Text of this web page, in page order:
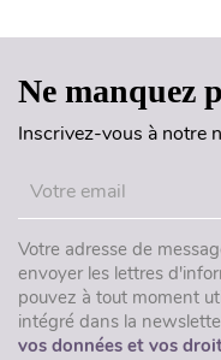
Ne manquez
Inscrivez-vous à notre
Votre adresse de
envoyer les lettres
pouvez à tout moment
intégré dans la
vos données et vos